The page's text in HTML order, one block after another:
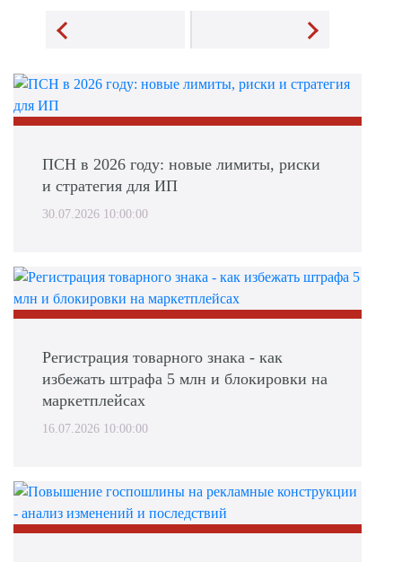
ПСН в 2026 году: новые лимиты, риски
и стратегия для ИП
30.07.2026 10:00:00
Регистрация товарного знака - как
избежать штрафа 5 млн и блокировки на
маркетплейсах
16.07.2026 10:00:00